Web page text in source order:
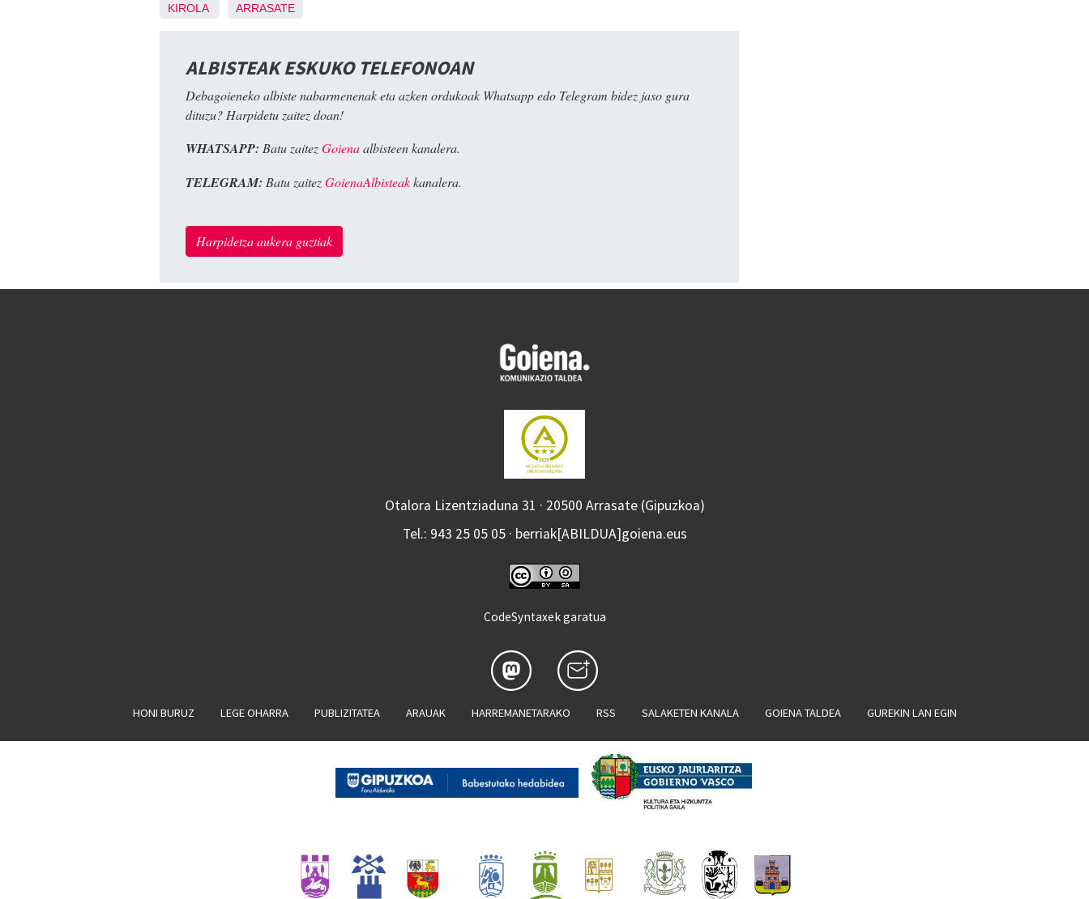
KIROLA ARRASATE
ALBISTEAK ESKUKO TELEFONOAN
Debagoieneko albiste nabarmenenak eta azken ordukoak Whatsapp edo Telegram bidez jaso gura
dituzu? Harpidetu zaitez doan!
WHATSAPP: Batu zaitezGoienaalbisteen kanalera.
TELEGRAM: Batu zaitezGoienaAlbisteakkanalera.
Harpidetza aukera guztiak
Otalora Lizentziaduna 31 · 20500 Arrasate (Gipuzkoa)
Tel.: 943 25 05 05 · berriak[ABILDUA]goiena.eus
CodeSyntaxek garatua
HONI BURUZ LEGE OHARRA PUBLIZITATEA ARAUAK HARREMANETARAKO RSS SALAKETEN KANALA GOIENA TALDEA GUREKIN LAN EGIN